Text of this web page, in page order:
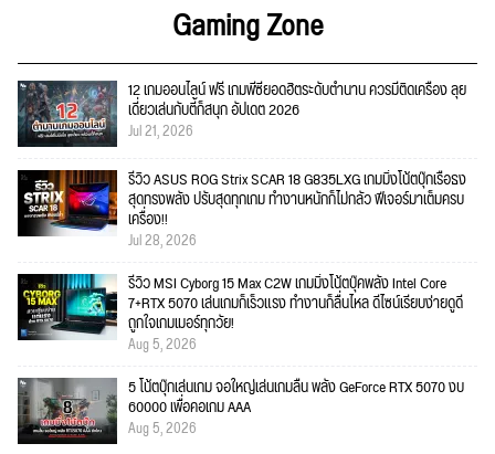
Gaming Zone
12 เกมออนไลน์ ฟรี เกมพีซียอดฮิตระดับตำนาน ควรมีติดเครื่อง ลุย
เดี่ยวเล่นกับตี้ก็สนุก อัปเดต 2026
Jul 21, 2026
รีวิว ASUS ROG Strix SCAR 18 G835LXG เกมมิ่งโน้ตบุ๊กเรือธง
สุดทรงพลัง ปรับสุดทุกเกม ทำงานหนักก็ไม่กลัว ฟีเจอร์มาเต็มครบ
เครื่อง!!
Jul 28, 2026
รีวิว MSI Cyborg 15 Max C2W เกมมิ่งโน้ตบุ๊คพลัง Intel Core
7+RTX 5070 เล่นเกมก็เร็วแรง ทำงานก็ลื่นไหล ดีไซน์เรียบง่ายดูดี
ถูกใจเกมเมอร์ทุกวัย!
Aug 5, 2026
5 โน้ตบุ๊กเล่นเกม จอใหญ่เล่นเกมลื่น พลัง GeForce RTX 5070 งบ
60000 เพื่อคอเกม AAA
Aug 5, 2026